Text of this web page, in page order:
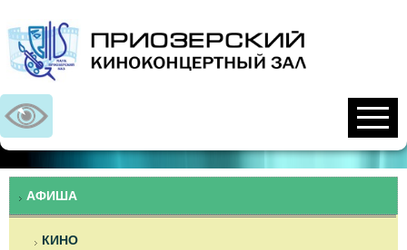
АФИША
КИНО
Предыдущий
год
Предыдущий
Следующий
Следующий